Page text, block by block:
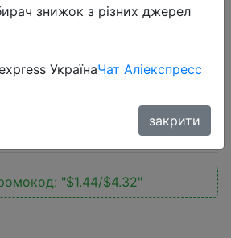
/ ЧЕРНЫЕ / Фирма
100% / Цена
"$1.44/$4.32"
знижок з різних джерел
УкраїнаЧат Аліекспресс
закрити